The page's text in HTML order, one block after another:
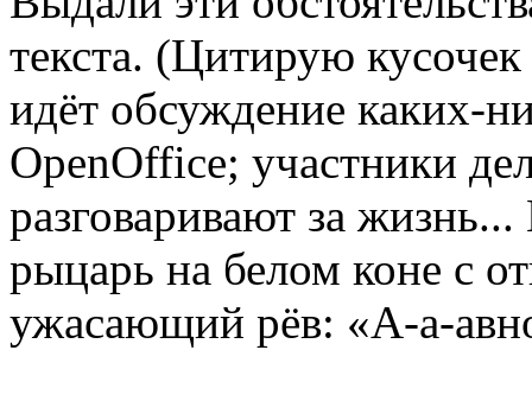
текста. (Цитирую
идёт обсуждение каких-
OpenOffice; участники
разговаривают за
рыцарь на белом коне с
ужасающий рёв: «А-а-